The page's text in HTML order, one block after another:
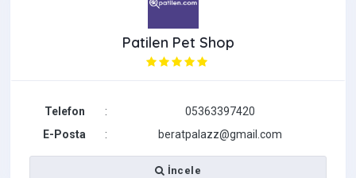
Patilen Pet Shop
Telefon :
05363397420
E-Posta
: beratpalazz@gmail.com
İncele